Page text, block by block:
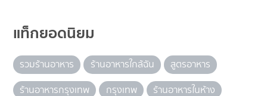
แท็กยอดนิยม
รวมร้านอาหาร ร้านอาหารใกล้ฉัน
สูตรอาหาร
ร้านอาหารกรุงเทพ
กรุงเทพ
ร้านอาหารในห้าง